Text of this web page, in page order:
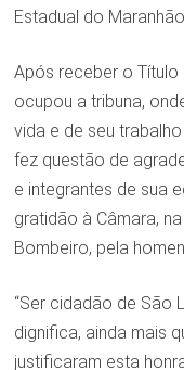
Estadual do
Após receber o
ocupou a tribuna,
vida e de seu
fez questão de
e integrantes de sua
gratidão à Câmara,
Bombeiro, pela
“Ser cidadão de São
dignifica, ainda mais
justificaram esta